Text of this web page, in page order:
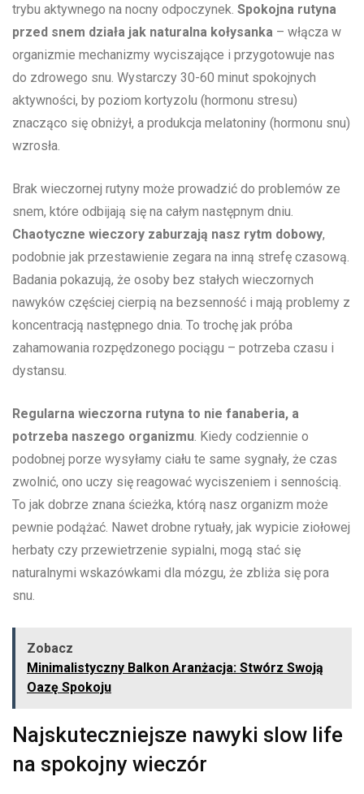
trybu aktywnego na nocny ⁢odpoczynek. Spokojna rutyna
przed snem działa jak naturalna kołysanka – włącza w
organizmie mechanizmy wyciszające i przygotowuje nas
do zdrowego ‌snu. Wystarczy 30-60⁣ minut spokojnych
aktywności, by poziom kortyzolu (hormonu stresu)
znacząco się obniżył, a produkcja melatoniny (hormonu snu)
wzrosła.
Brak wieczornej rutyny może prowadzić do problemów ze
snem, które odbijają się na całym następnym dniu.
Chaotyczne wieczory zaburzają nasz rytm dobowy,
podobnie ⁤jak przestawienie zegara na inną strefę czasową.
Badania pokazują, że osoby bez stałych wieczornych ​
nawyków częściej cierpią na bezsenność i mają‌ problemy z
koncentracją ⁢następnego dnia. To trochę jak próba‍
zahamowania ⁢rozpędzonego pociągu – potrzeba czasu i
dystansu.
Regularna wieczorna rutyna to nie fanaberia, a
potrzeba⁤ naszego organizmu. Kiedy codziennie o
podobnej porze wysyłamy ciału te same sygnały, że czas
zwolnić, ono⁤ uczy się reagować ⁢wyciszeniem ‌i sennością.
To jak‌ dobrze znana ścieżka, którą nasz organizm może
pewnie podążać. Nawet drobne⁤ rytuały, jak ⁣wypicie ziołowej
herbaty czy przewietrzenie sypialni, mogą stać ‌się
naturalnymi wskazówkami dla mózgu, że zbliża się‍ pora
snu.
Zobacz
Minimalistyczny Balkon Aranżacja: Stwórz Swoją
Oazę Spokoju
Najskuteczniejsze nawyki slow life
⁢na spokojny wieczór